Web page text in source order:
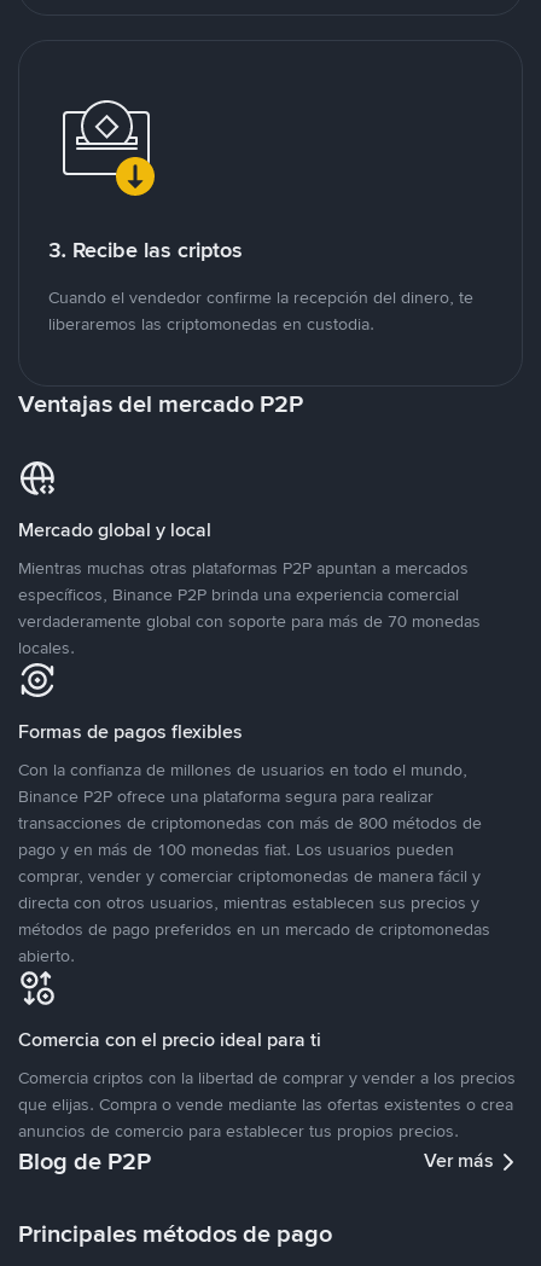
3. Recibe las criptos
Cuando el vendedor confirme la recepción del dinero, te
liberaremos las criptomonedas en custodia.
Ventajas del mercado P2P
Mercado global y local
Mientras muchas otras plataformas P2P apuntan a mercados
específicos, Binance P2P brinda una experiencia comercial
verdaderamente global con soporte para más de 70 monedas
locales.
Formas de pagos flexibles
Con la confianza de millones de usuarios en todo el mundo,
Binance P2P ofrece una plataforma segura para realizar
transacciones de criptomonedas con más de 800 métodos de
pago y en más de 100 monedas fiat. Los usuarios pueden
comprar, vender y comerciar criptomonedas de manera fácil y
directa con otros usuarios, mientras establecen sus precios y
métodos de pago preferidos en un mercado de criptomonedas
abierto.
Comercia con el precio ideal para ti
Comercia criptos con la libertad de comprar y vender a los precios
que elijas. Compra o vende mediante las ofertas existentes o crea
anuncios de comercio para establecer tus propios precios.
Blog de P2P Ver más
Principales métodos de pago